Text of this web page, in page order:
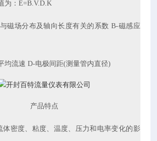
为：E=B.V.D.K
场分布及轴向长度有关的系数 B-磁感应
流速 D-电极间距(测量管内直径)
产品特点
密度、粘度、温度、压力和电率变化的影